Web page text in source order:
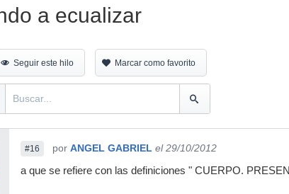
a ecualizar
Seguir este hilo Marcar como favorito
#16 por ANGEL GABRIEL el 29/10/2012
a que se refiere con las definiciones " CUERPO.